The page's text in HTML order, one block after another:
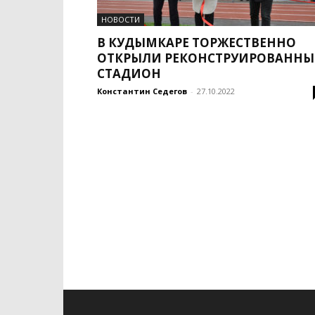
НОВОСТИ
В КУДЫМКАРЕ ТОРЖЕСТВЕННО
ОТКРЫЛИ
СТАДИОН
Константин Седегов - 27.10.2022